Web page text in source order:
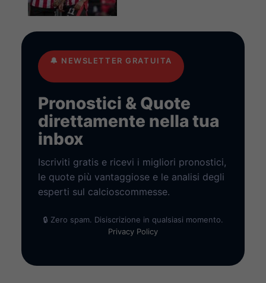
🔔 NEWSLETTER GRATUITA
Pronostici & Quote
direttamente nella tua
inbox
Iscriviti gratis e ricevi i migliori pronostici,
le quote più vantaggiose e le analisi degli
esperti sul calcioscommesse.
🔒 Zero spam. Disiscrizione in qualsiasi momento.
Privacy Policy